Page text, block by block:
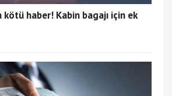
kötü haber! Kabin bagajı için ek